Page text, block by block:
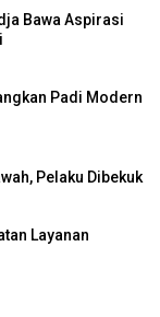
Bawa Aspirasi
Padi Modern
Pelaku Dibekuk
Layanan